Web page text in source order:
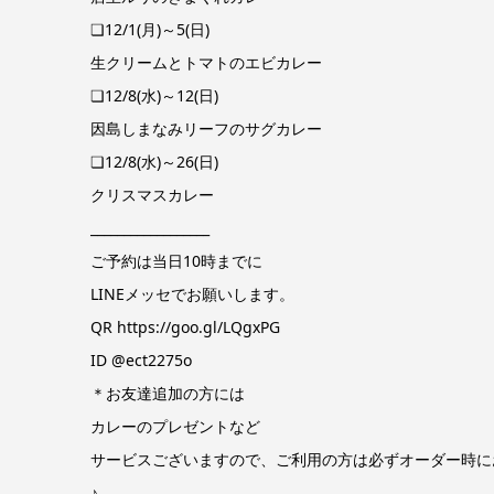
❏12/1(月)～5(日)
生クリームとトマトのエビカレー
❏12/8(水)～12(日)
因島しまなみリーフのサグカレー
❏12/8(水)～26(日)
クリスマスカレー
ご予約は当日10時までに
LINEメッセでお願いします。
QR https://goo.gl/LQgxPG
ID @ect2275o
＊お友達追加の方には
カレーのプレゼントなど
サービスございますので、ご利用の方は必ずオーダー時